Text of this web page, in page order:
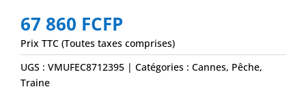
67 860 FCFP
Prix TTC (Toutes taxes comprises)
UGS : VMUFEC8712395 Catégories : Cannes, Pêche,
Traine